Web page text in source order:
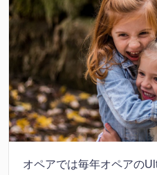
オペアでは毎年オペアの